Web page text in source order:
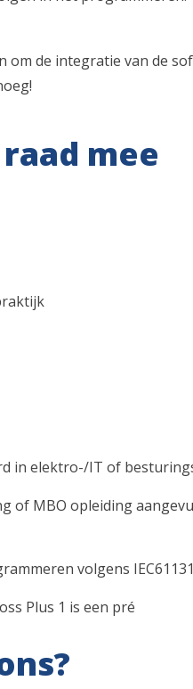
de integratie van de
mee
in elektro-/IT of
of MBO opleiding
volgens IEC61131
Plus 1 is een pré